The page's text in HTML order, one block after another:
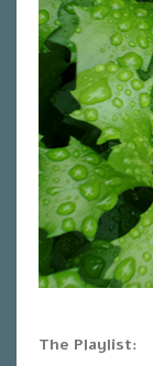
The Playlist: